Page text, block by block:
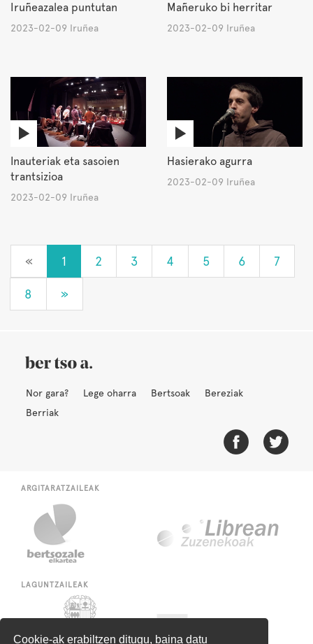
Cookie-ak erabiltzen ditugu, baina datu
Iruñeazalea puntutan
2023-02-09 Iruñea
Mañeruko bi herritar
2023-02-09 Iruñea
Inauteriak eta sasoien
trantsizioa
2023-02-09 Iruñea
Hasierako agurra
2023-02-09 Iruñea
« 1 2 3 4 5 6 7
8 »
Nor gara? Lege oharra Bertsoak
Bereziak
Berriak
ARGITARATZAILEAK
LAGUNTZAILEAK